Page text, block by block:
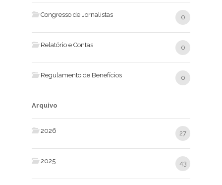
Congresso de Jornalistas 0
Relatório e Contas 0
Regulamento de Benefícios 0
Arquivo
2026 27
2025 43